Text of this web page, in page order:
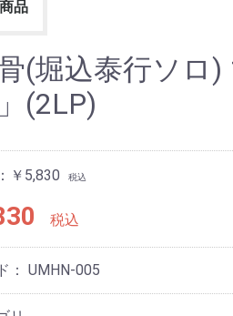
品
(堀込泰行ソロ)
(2LP)
￥5,830 税込
税込
： UMHN-005